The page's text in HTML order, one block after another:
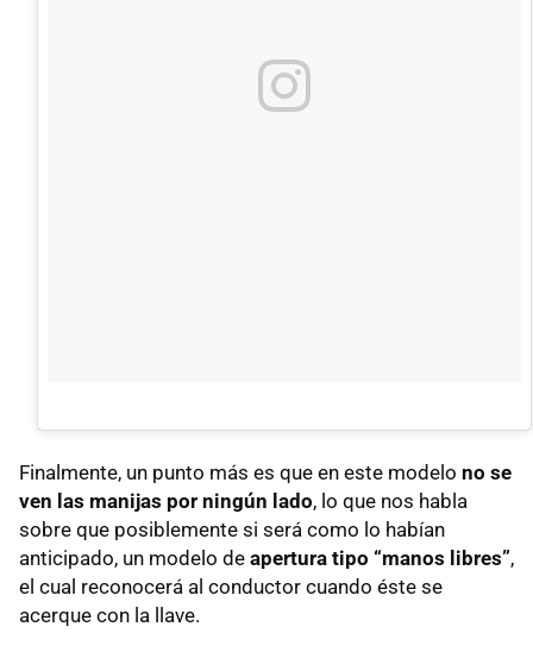
Finalmente, un punto más es que en este modelo no se
ven las manijas por ningún lado, lo que nos habla
sobre que posiblemente si será como lo habían
anticipado, un modelo de apertura tipo “manos libres”,
el cual reconocerá al conductor cuando éste se
acerque con la llave.